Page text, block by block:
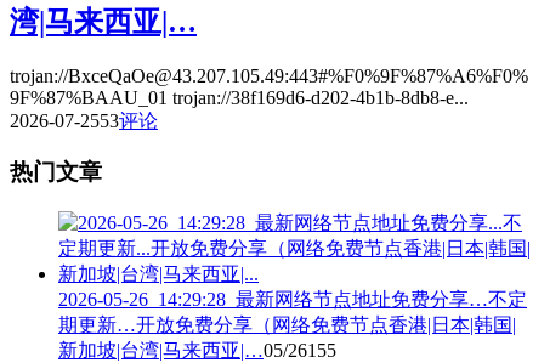
湾|马来西亚|…
trojan://BxceQaOe@43.207.105.49:443#%F0%9F%87%A6%F0%
9F%87%BAAU_01 trojan://38f169d6-d202-4b1b-8db8-e...
2026-07-2553评论
热门文章
2026-05-26_14:29:28_最新网络节点地址免费分享…不定
期更新…开放免费分享（网络免费节点香港|日本|韩国|
新加坡|台湾|马来西亚|…05/26155